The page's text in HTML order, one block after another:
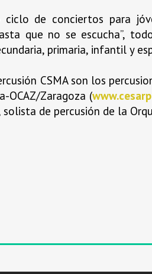
ciclo de conciertos para
que no se escucha”,
primaria, infantil y
CSMA son los
OCAZ/Zaragoza (
solista de percusión de la